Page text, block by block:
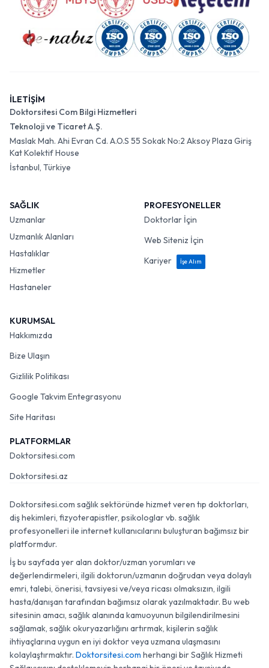
İLETİŞİM
Doktorsitesi Com Bilgi Hizmetleri
Teknoloji ve Ticaret A.Ş.
Maslak Mah. Ahi Evran Cd. A.O.S 55 Sokak No:2 Aksoy Plaza Giriş
Kat Kolektif House
İstanbul, Türkiye
SAĞLIK
Uzmanlar
Uzmanlık Alanları
Hastalıklar
Hizmetler
Hastaneler
PROFESYONELLER
Doktorlar İçin
Web Siteniz İçin
Kariyer
İşe Alım
KURUMSAL
Hakkımızda
Bize Ulaşın
Gizlilik Politikası
Google Takvim Entegrasyonu
Site Haritası
PLATFORMLAR
Doktorsitesi.com
Doktorsitesi.az
Doktorsitesi.com sağlık sektöründe hizmet veren tıp doktorları,
diş hekimleri, fizyoterapistler, psikologlar vb. sağlık
profesyonelleri ile internet kullanıcılarını buluşturan bağımsız bir
platformdur.
İş bu sayfada yer alan doktor/uzman yorumları ve
değerlendirmeleri, ilgili doktorun/uzmanın doğrudan veya dolaylı
emri, talebi, önerisi, tavsiyesi ve/veya ricası olmaksızın, ilgili
hasta/danışan tarafından bağımsız olarak yazılmaktadır. Bu web
sitesinin amacı, sağlık alanında kamuoyunun bilgilendirilmesini
sağlamak, sağlık okuryazarlığını artırmak, kişilerin sağlık
ihtiyaçlarına uygun en iyi doktor veya uzmana ulaşmasını
kolaylaştırmaktır. Doktorsitesi.com herhangi bir Sağlık Hizmeti